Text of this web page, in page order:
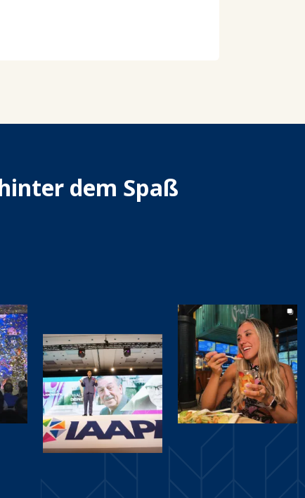
dem Spaß